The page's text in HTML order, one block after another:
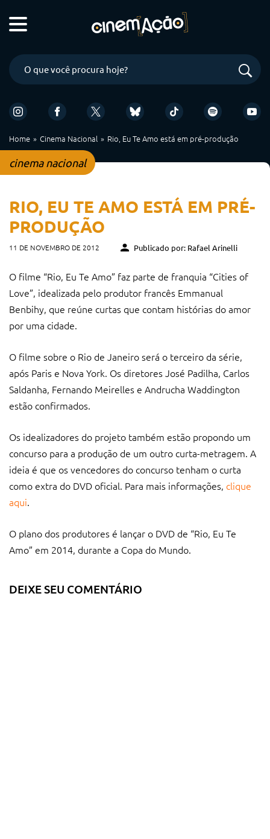
Home Cinema Nacional Rio, Eu Te Amo está em pré-produção
cinema nacional
RIO, EU TE AMO ESTÁ EM PRÉ-
PRODUÇÃO
11 DE NOVEMBRO DE 2012 Publicado por: Rafael Arinelli
O filme “Rio, Eu Te Amo” faz parte de franquia “Cities of
Love”, idealizada pelo produtor francês Emmanual
Benbihy, que reúne curtas que contam histórias do amor
por uma cidade.
O filme sobre o Rio de Janeiro será o terceiro da série,
após Paris e Nova York. Os diretores José Padilha, Carlos
Saldanha, Fernando Meirelles e Andrucha Waddington
estão confirmados.
Os idealizadores do projeto também estão propondo um
concurso para a produção de um outro curta-metragem. A
ideia é que os vencedores do concurso tenham o curta
como extra do DVD oficial. Para mais informações, clique
aqui.
O plano dos produtores é lançar o DVD de “Rio, Eu Te
Amo” em 2014, durante a Copa do Mundo.
DEIXE SEU COMENTÁRIO